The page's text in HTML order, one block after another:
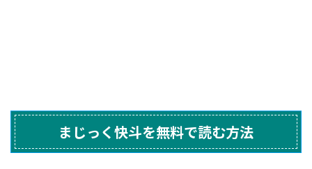
まじっく快斗を無料で読む方法